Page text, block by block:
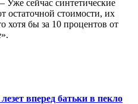
Уже сейчас синтетические
остаточной стоимости, их
хотя бы за 10 процентов от
вперед батьки в пекло